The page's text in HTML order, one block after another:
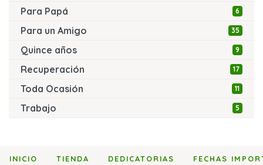
Para Papá 6
Para un Amigo 35
Quince años 9
Recuperación 17
Toda Ocasión 11
Trabajo 5
INICIO TIENDA DEDICATORIAS FECHAS